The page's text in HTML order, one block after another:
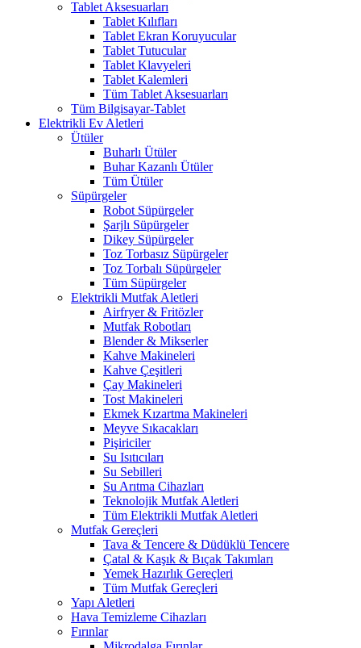
Tablet Aksesuarları
Tablet Kılıfları
Tablet Ekran Koruyucular
Tablet Tutucular
Tablet Klavyeleri
Tablet Kalemleri
Tüm Tablet Aksesuarları
Tüm Bilgisayar-Tablet
Elektrikli Ev Aletleri
Ütüler
Buharlı Ütüler
Buhar Kazanlı Ütüler
Tüm Ütüler
Süpürgeler
Robot Süpürgeler
Şarjlı Süpürgeler
Dikey Süpürgeler
Toz Torbasız Süpürgeler
Toz Torbalı Süpürgeler
Tüm Süpürgeler
Elektrikli Mutfak Aletleri
Airfryer & Fritözler
Mutfak Robotları
Blender & Mikserler
Kahve Makineleri
Kahve Çeşitleri
Çay Makineleri
Tost Makineleri
Ekmek Kızartma Makineleri
Meyve Sıkacakları
Pişiriciler
Su Isıtıcıları
Su Sebilleri
Su Arıtma Cihazları
Teknolojik Mutfak Aletleri
Tüm Elektrikli Mutfak Aletleri
Mutfak Gereçleri
Tava & Tencere & Düdüklü Tencere
Çatal & Kaşık & Bıçak Takımları
Yemek Hazırlık Gereçleri
Tüm Mutfak Gereçleri
Yapı Aletleri
Hava Temizleme Cihazları
Fırınlar